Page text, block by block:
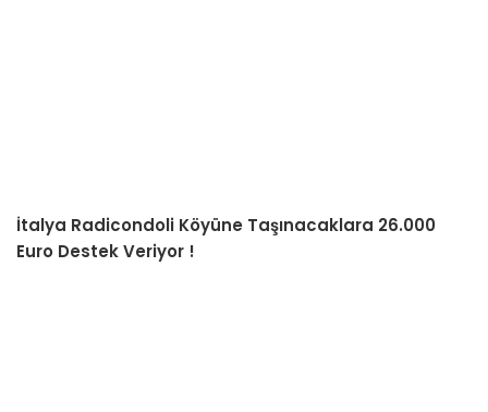
İtalya Radicondoli Köyüne Taşınacaklara 26.000
Euro Destek Veriyor !